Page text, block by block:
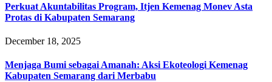
Perkuat Akuntabilitas Program, Itjen Kemenag Monev Asta
Protas di Kabupaten Semarang
December 18, 2025
Menjaga Bumi sebagai Amanah: Aksi Ekoteologi Kemenag
Kabupaten Semarang dari Merbabu